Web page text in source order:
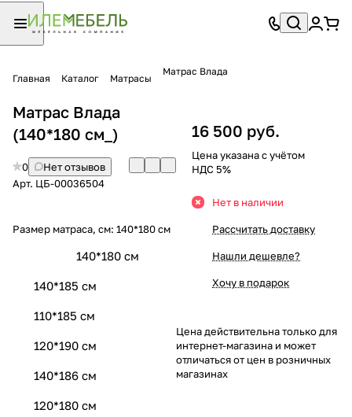
Главная Каталог Матрасы
Матрас Влада
Матрас Влада
(140*180 см_)
0
Нет отзывов
Арт. ЦБ-00036504
Размер матраса, см: 140*180 см
140*180 см
140*185 см
110*185 см
120*190 см
140*186 см
120*180 см
16 500 руб.
Цена указана с учётом
НДС 5%
Нет в наличии
Рассчитать доставку
Нашли дешевле?
Хочу в подарок
Цена действительна только для
интернет-магазина и может
отличаться от цен в розничных
магазинах